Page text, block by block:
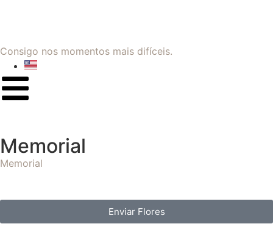
Consigo nos momentos mais difíceis.
Memorial
Memorial
Enviar Flores